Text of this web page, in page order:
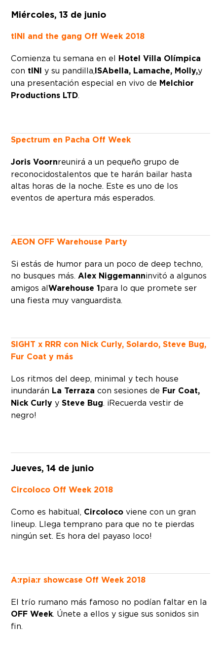
Miércoles, 13 de junio
tINI and the gang Off Week 2018
Comienza tu semana en el Hotel Villa Olímpica
con tINI y su pandilla,ISAbella, Lamache, Molly,y
una presentación especial en vivo de Melchior
Productions LTD.
Spectrum en Pacha Off Week
Joris Voornreunirá a un pequeño grupo de
reconocidos talentos que te harán bailar hasta
altas horas de la noche. Este es uno de los
eventos de apertura más esperados.
AEON OFF Warehouse Party
Si estás de humor para un poco de deep techno,
no busques más.Alex Niggemanninvitó a algunos
amigos alWarehouse 1para lo que promete ser
una fiesta muy vanguardista.
SIGHT x RRR con Nick Curly, Solardo, Steve Bug,
Fur Coat y más
Los ritmos del deep, minimal y tech house
inundarán La Terraza con sesiones de Fur Coat,
Nick Curly ySteve Bug. ¡Recuerda vestir de
negro!
Jueves, 14 de junio
Circoloco Off Week 2018
Como es habitual, Circoloco viene con un gran
lineup. Llega temprano para que no te pierdas
ningún set. Es hora del payaso loco!
A:rpia:r showcase Off Week 2018
El trío rumano más famoso no podían faltar en la
OFF Week. Únete a ellos y sigue sus sonidos sin
fin.